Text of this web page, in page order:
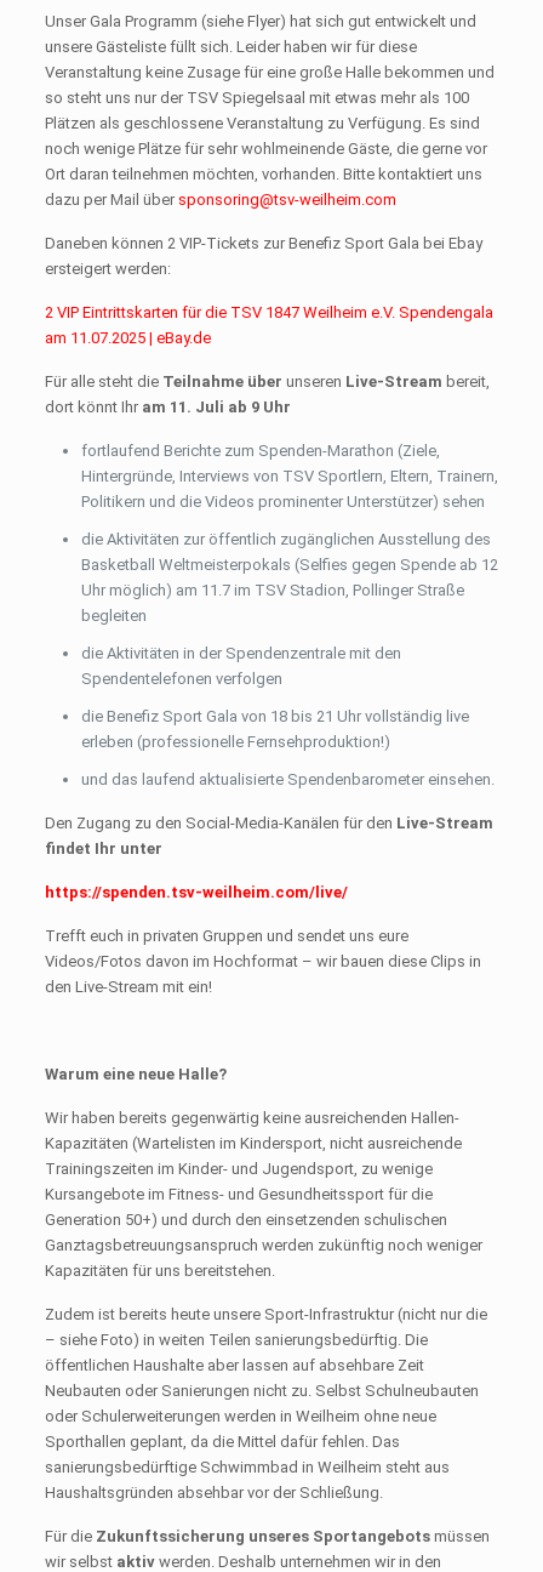
Unser Gala Programm (siehe Flyer) hat sich gut entwickelt und
unsere Gästeliste füllt sich. Leider haben wir für diese
Veranstaltung keine Zusage für eine große Halle bekommen und
so steht uns nur der TSV Spiegelsaal mit etwas mehr als 100
Plätzen als geschlossene Veranstaltung zu Verfügung. Es sind
noch wenige Plätze für sehr wohlmeinende Gäste, die gerne vor
Ort daran teilnehmen möchten, vorhanden. Bitte kontaktiert uns
dazu per Mail über sponsoring@tsv-weilheim.com
Daneben können 2 VIP-Tickets zur Benefiz Sport Gala bei Ebay
ersteigert werden:
2 VIP Eintrittskarten für die TSV 1847 Weilheim e.V. Spendengala
am 11.07.2025 | eBay.de
Für alle steht die Teilnahme über unseren Live-Stream bereit,
dort könnt Ihr am 11. Juli ab 9 Uhr
fortlaufend Berichte zum Spenden-Marathon (Ziele,
Hintergründe, Interviews von TSV Sportlern, Eltern, Trainern,
Politikern und die Videos prominenter Unterstützer) sehen
die Aktivitäten zur öffentlich zugänglichen Ausstellung des
Basketball Weltmeisterpokals (Selfies gegen Spende ab 12
Uhr möglich) am 11.7 im TSV Stadion, Pollinger Straße
begleiten
die Aktivitäten in der Spendenzentrale mit den
Spendentelefonen verfolgen
die Benefiz Sport Gala von 18 bis 21 Uhr vollständig live
erleben (professionelle Fernsehproduktion!)
und das laufend aktualisierte Spendenbarometer einsehen.
Den Zugang zu den Social-Media-Kanälen für den Live-Stream
findet Ihr unter
https://spenden.tsv-weilheim.com/live/
Trefft euch in privaten Gruppen und sendet uns eure
Videos/Fotos davon im Hochformat – wir bauen diese Clips in
den Live-Stream mit ein!
Warum eine neue Halle?
Wir haben bereits gegenwärtig keine ausreichenden Hallen-
Kapazitäten (Wartelisten im Kindersport, nicht ausreichende
Trainingszeiten im Kinder- und Jugendsport, zu wenige
Kursangebote im Fitness- und Gesundheitssport für die
Generation 50+) und durch den einsetzenden schulischen
Ganztagsbetreuungsanspruch werden zukünftig noch weniger
Kapazitäten für uns bereitstehen.
Zudem ist bereits heute unsere Sport-Infrastruktur (nicht nur die
– siehe Foto) in weiten Teilen sanierungsbedürftig. Die
öffentlichen Haushalte aber lassen auf absehbare Zeit
Neubauten oder Sanierungen nicht zu. Selbst Schulneubauten
oder Schulerweiterungen werden in Weilheim ohne neue
Sporthallen geplant, da die Mittel dafür fehlen. Das
sanierungsbedürftige Schwimmbad in Weilheim steht aus
Haushaltsgründen absehbar vor der Schließung.
Für die Zukunftssicherung unseres Sportangebotsmüssen
wir selbst aktivwerden. Deshalb unternehmen wir in den